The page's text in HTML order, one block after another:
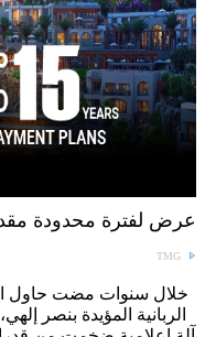
عرض لفترة محدودة مقدم 1.5% و تقسيط علي
TMG
خلال سنوات مضت حاول
الربانية المؤيدة بنصر